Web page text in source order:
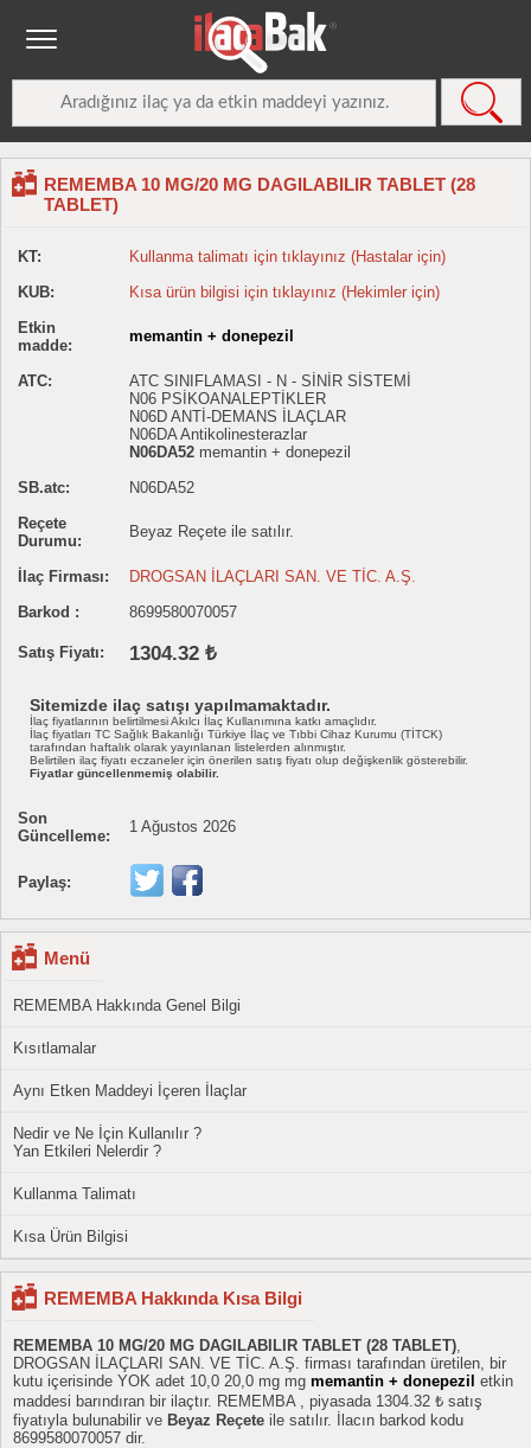
REMEMBA 10 MG/20 MG DAGILABILIR TABLET (28
TABLET)
KT:
Kullanma talimatı için tıklayınız (Hastalar için)
KUB:
Kısa ürün bilgisi için tıklayınız (Hekimler için)
Etkin
madde:
memantin + donepezil
ATC:
ATC SINIFLAMASI - N - SİNİR SİSTEMİ
N06 PSİKOANALEPTİKLER
N06D ANTİ-DEMANS İLAÇLAR
N06DA Antikolinesterazlar
N06DA52 memantin + donepezil
SB.atc:
N06DA52
Reçete
Durumu:
Beyaz Reçete ile satılır.
İlaç Firması:
DROGSAN İLAÇLARI SAN. VE TİC. A.Ş.
Barkod :
8699580070057
Satış Fiyatı: 1304.32 ₺
Sitemizde ilaç satışı yapılmamaktadır.
İlaç fiyatlarının belirtilmesi Akılcı İlaç Kullanımına katkı amaçlıdır.
İlaç fiyatları TC Sağlık Bakanlığı Türkiye İlaç ve Tıbbi Cihaz Kurumu (TİTCK)
tarafından haftalık olarak yayınlanan listelerden alınmıştır.
Belirtilen ilaç fiyatı eczaneler için önerilen satış fiyatı olup değişkenlik gösterebilir.
Fiyatlar güncellenmemiş olabilir.
Son
Güncelleme:
1 Ağustos 2026
Paylaş:
Menü
REMEMBA Hakkında Genel Bilgi
Kısıtlamalar
Aynı Etken Maddeyi İçeren İlaçlar
Nedir ve Ne İçin Kullanılır ?
Yan Etkileri Nelerdir ?
Kullanma Talimatı
Kısa Ürün Bilgisi
REMEMBA Hakkında Kısa Bilgi
REMEMBA 10 MG/20 MG DAGILABILIR TABLET (28 TABLET),
DROGSAN İLAÇLARI SAN. VE TİC. A.Ş. firması tarafından üretilen, bir
kutu içerisinde YOK adet 10,0 20,0 mg mg memantin + donepezil etkin
maddesi barındıran bir ilaçtır. REMEMBA , piyasada 1304.32 ₺ satış
fiyatıyla bulunabilir ve Beyaz Reçete ile satılır. İlacın barkod kodu
8699580070057 dir.